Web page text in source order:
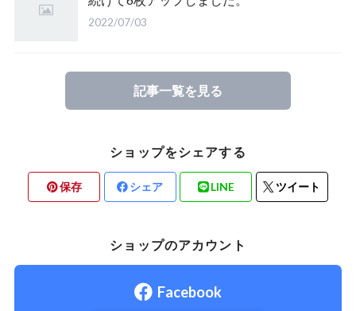
2022/07/03
記事一覧を見る
ショップをシェアする
保存 シェア LINE ツイート
ショップのアカウント
Facebook